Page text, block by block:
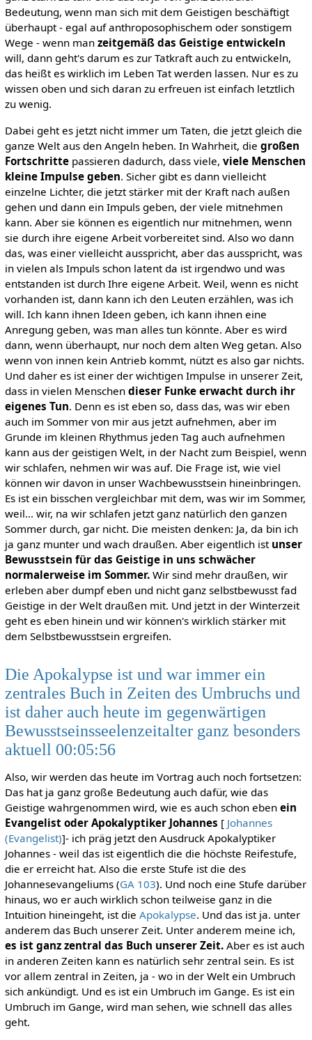
Bedeutung, wenn man sich mit dem Geistigen beschäftigt
überhaupt - egal auf anthroposophischem oder sonstigem
Wege - wenn man zeitgemäß das Geistige entwickeln
will, dann geht's darum es zur Tatkraft auch zu entwickeln,
das heißt es wirklich im Leben Tat werden lassen. Nur es zu
wissen oben und sich daran zu erfreuen ist einfach letztlich
zu wenig.
Dabei geht es jetzt nicht immer um Taten, die jetzt gleich die
ganze Welt aus den Angeln heben. In Wahrheit, die großen
Fortschrittepassieren dadurch, dass viele, viele Menschen
kleine Impulse geben. Sicher gibt es dann vielleicht
einzelne Lichter, die jetzt stärker mit der Kraft nach außen
gehen und dann ein Impuls geben, der viele mitnehmen
kann. Aber sie können es eigentlich nur mitnehmen, wenn
sie durch ihre eigene Arbeit vorbereitet sind. Also wo dann
das, was einer vielleicht ausspricht, aber das ausspricht, was
in vielen als Impuls schon latent da ist irgendwo und was
entstanden ist durch Ihre eigene Arbeit. Weil, wenn es nicht
vorhanden ist, dann kann ich den Leuten erzählen, was ich
will. Ich kann ihnen Ideen geben, ich kann ihnen eine
Anregung geben, was man alles tun könnte. Aber es wird
dann, wenn überhaupt, nur noch dem alten Weg getan. Also
wenn von innen kein Antrieb kommt, nützt es also gar nichts.
Und daher es ist einer der wichtigen Impulse in unserer Zeit,
dass in vielen Menschen dieser Funke erwacht durch ihr
eigenes Tun. Denn es ist eben so, dass das, was wir eben
auch im Sommer von mir aus jetzt aufnehmen, aber im
Grunde im kleinen Rhythmus jeden Tag auch aufnehmen
kann aus der geistigen Welt, in der Nacht zum Beispiel, wenn
wir schlafen, nehmen wir was auf. Die Frage ist, wie viel
können wir davon in unser Wachbewusstsein hineinbringen.
Es ist ein bisschen vergleichbar mit dem, was wir im Sommer,
weil... wir, na wir schlafen jetzt ganz natürlich den ganzen
Sommer durch, gar nicht. Die meisten denken: Ja, da bin ich
ja ganz munter und wach draußen. Aber eigentlich ist unser
Bewusstsein für das Geistige in uns schwächer
normalerweise im Sommer.Wir sind mehr draußen, wir
erleben aber dumpf eben und nicht ganz selbstbewusst fad
Geistige in der Welt draußen mit. Und jetzt in der Winterzeit
geht es eben hinein und wir können's wirklich stärker mit
dem Selbstbewusstsein ergreifen.
Die Apokalypse ist und war immer ein
zentrales Buch in Zeiten des Umbruchs und
ist daher auch heute im gegenwärtigen
Bewusstseinsseelenzeitalter ganz besonders
aktuell 00:05:56
Also, wir werden das heute im Vortrag auch noch fortsetzen:
Das hat ja ganz große Bedeutung auch dafür, wie das
Geistige wahrgenommen wird, wie es auch schon eben ein
Evangelist oder Apokalyptiker Johannes [ Johannes
(Evangelist)]- ich präg jetzt den Ausdruck Apokalyptiker
Johannes - weil das ist eigentlich die die höchste Reifestufe,
die er erreicht hat. Also die erste Stufe ist die des
Johannesevangeliums (GA 103). Und noch eine Stufe darüber
hinaus, wo er auch wirklich schon teilweise ganz in die
Intuition hineingeht, ist die Apokalypse. Und das ist ja. unter
anderem das Buch unserer Zeit. Unter anderem meine ich,
es ist ganz zentral das Buch unserer Zeit.Aber es ist auch
in anderen Zeiten kann es natürlich sehr zentral sein. Es ist
vor allem zentral in Zeiten, ja - wo in der Welt ein Umbruch
sich ankündigt. Und es ist ein Umbruch im Gange. Es ist ein
Umbruch im Gange, wird man sehen, wie schnell das alles
geht.